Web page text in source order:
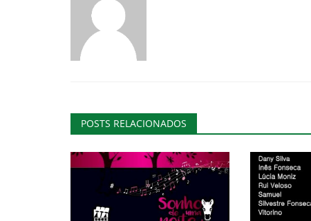
POSTS RELACIONADOS